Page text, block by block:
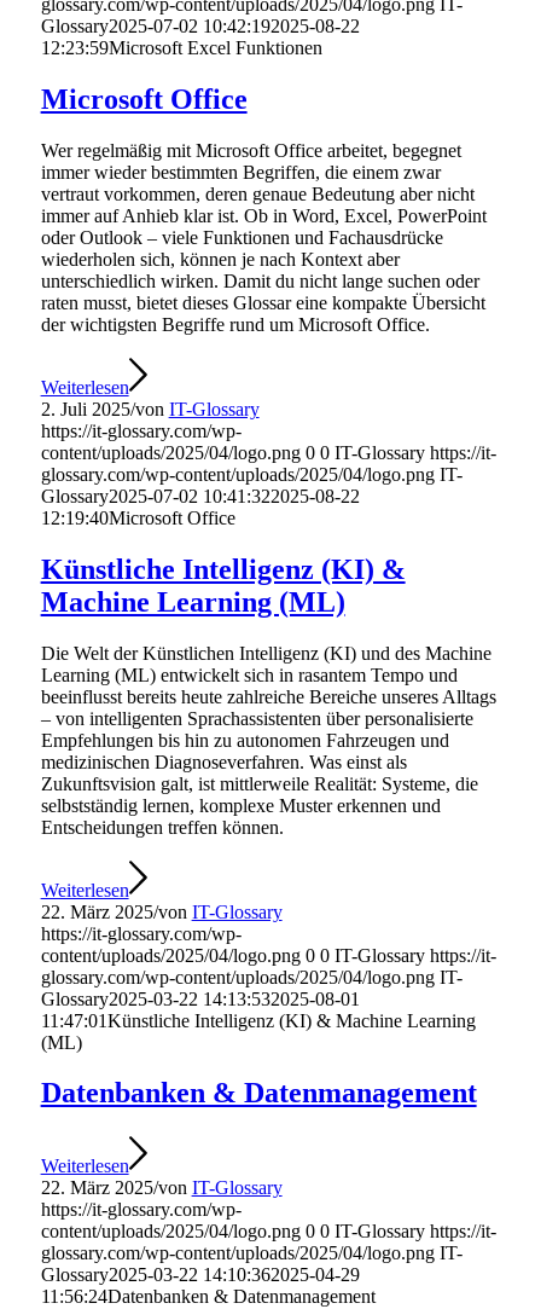
Glossary2025-07-02 10:42:192025-08-22
12:23:59Microsoft Excel Funktionen
Microsoft Office
Wer regelmäßig mit Microsoft Office arbeitet, begegnet
immer wieder bestimmten Begriffen, die einem zwar
vertraut vorkommen, deren genaue Bedeutung aber nicht
immer auf Anhieb klar ist. Ob in Word, Excel, PowerPoint
oder Outlook – viele Funktionen und Fachausdrücke
wiederholen sich, können je nach Kontext aber
unterschiedlich wirken. Damit du nicht lange suchen oder
raten musst, bietet dieses Glossar eine kompakte Übersicht
der wichtigsten Begriffe rund um Microsoft Office.
Weiterlesen
2. Juli 2025/von IT-Glossary
https://it-glossary.com/wp-
content/uploads/2025/04/logo.png 0 0 IT-Glossary https://it-
glossary.com/wp-content/uploads/2025/04/logo.png IT-
Glossary2025-07-02 10:41:322025-08-22
12:19:40Microsoft Office
Künstliche Intelligenz (KI) &
Machine Learning (ML)
Die Welt der Künstlichen Intelligenz (KI) und des Machine
Learning (ML) entwickelt sich in rasantem Tempo und
beeinflusst bereits heute zahlreiche Bereiche unseres Alltags
– von intelligenten Sprachassistenten über personalisierte
Empfehlungen bis hin zu autonomen Fahrzeugen und
medizinischen Diagnoseverfahren. Was einst als
Zukunftsvision galt, ist mittlerweile Realität: Systeme, die
selbstständig lernen, komplexe Muster erkennen und
Entscheidungen treffen können.
Weiterlesen
22. März 2025/von IT-Glossary
https://it-glossary.com/wp-
content/uploads/2025/04/logo.png 0 0 IT-Glossary https://it-
glossary.com/wp-content/uploads/2025/04/logo.png IT-
Glossary2025-03-22 14:13:532025-08-01
11:47:01Künstliche Intelligenz (KI) & Machine Learning
(ML)
Datenbanken & Datenmanagement
Weiterlesen
22. März 2025/von IT-Glossary
https://it-glossary.com/wp-
content/uploads/2025/04/logo.png 0 0 IT-Glossary https://it-
glossary.com/wp-content/uploads/2025/04/logo.png IT-
Glossary2025-03-22 14:10:362025-04-29
11:56:24Datenbanken & Datenmanagement